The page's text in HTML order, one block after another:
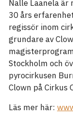
Nalle Laanela är
30 års
regissör inom
grundare av
Stockholm och
pyrocirkusen
Clown på Cirkus
Läs mer här: